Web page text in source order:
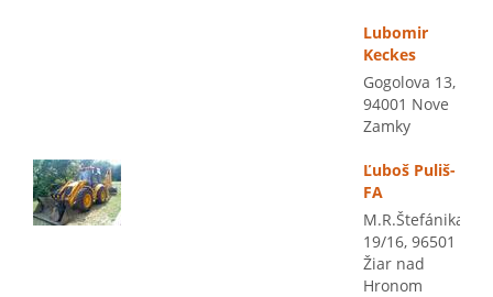
Lubomir
Keckes
Gogolova 13,
94001 Nove
Zamky
Ľuboš Puliš-
FA
M.R.Štefánika
19/16, 96501
Žiar nad
Hronom